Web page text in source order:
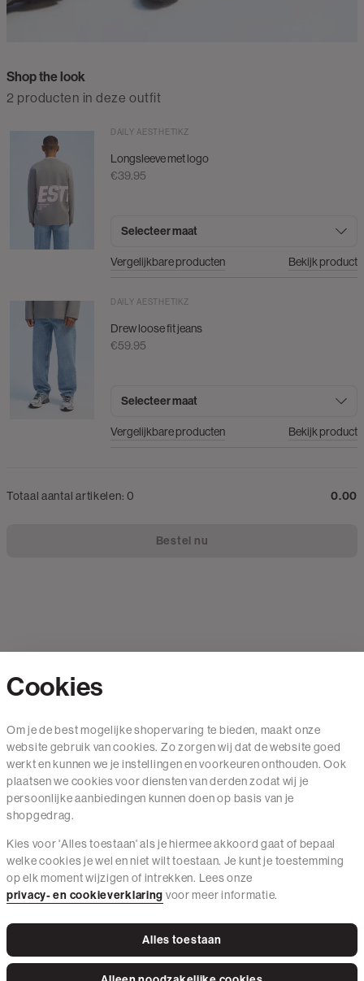
Shop the look
2 producten in deze outfit
DAILY AESTHETIKZ
Longsleeve met logo
€39.95
Selecteer maat
Vergelijkbare producten Bekijk product
DAILY AESTHETIKZ
Drew loose fit jeans
€59.95
Selecteer maat
Vergelijkbare producten Bekijk product
Totaal aantal artikelen:0 0.00
Bestel nu
Mail ons
020 - 3412 650
Van maandag t/m vrijdag van 8.30 uur tot 18.00 uur.
Service
Wij zijn The Sting
Cookies
Om je de best mogelijke shopervaring te bieden, maakt onze
website gebruik van cookies. Zo zorgen wij dat de website goed
werkt en kunnen we je instellingen en voorkeuren onthouden. Ook
plaatsen we cookies voor diensten van derden zodat wij je
persoonlijke aanbiedingen kunnen doen op basis van je
shopgedrag.
Kies voor 'Alles toestaan' als je hiermee akkoord gaat of bepaal
welke cookies je wel en niet wilt toestaan. Je kunt je toestemming
op elk moment wijzigen of intrekken. Lees onze
privacy- en cookieverklaring voor meer informatie.
Alles toestaan